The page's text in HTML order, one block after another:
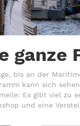
ganze
bis an der
kann sich
Es gibt viel zu
und eine